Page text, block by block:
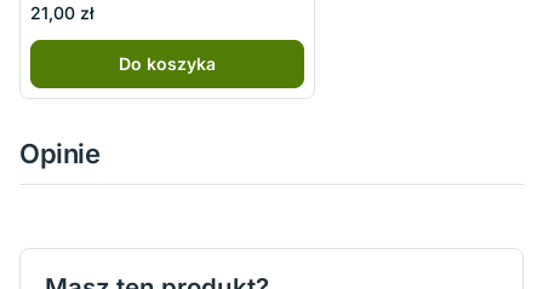
21,00 zł
Do koszyka
Opinie